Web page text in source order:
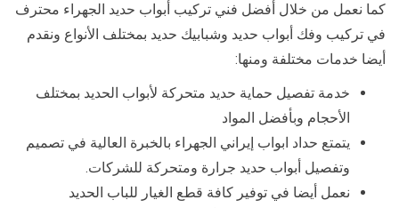
كما نعمل من خلال أفضل فني تركيب أبواب حديد الجهراء محترف
في تركيب وفك أبواب حديد وشبابيك حديد بمختلف الأنواع ونقدم
أيضا خدمات مختلفة ومنها:
خدمة تفصيل حماية حديد متحركة لأبواب الحديد بمختلف
الأحجام وبأفضل المواد
يتمتع حداد ابواب إيراني الجهراء بالخبرة العالية في تصميم
وتفصيل أبواب حديد جرارة ومتحركة للشركات.
نعمل أيضا في توفير كافة قطع الغيار للباب الحديد